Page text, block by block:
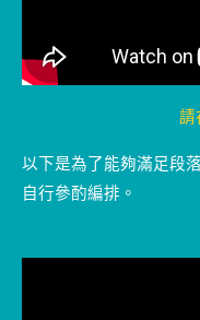
請
以下是為了能夠滿足段
自行參酌編排。